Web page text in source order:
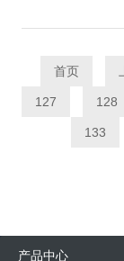
首页
127 128
133
产品中心